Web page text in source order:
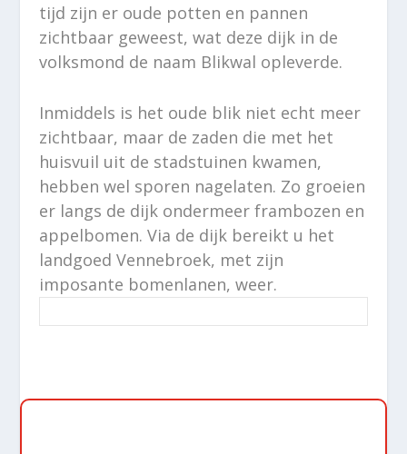
tijd zijn er oude potten en pannen
zichtbaar geweest, wat deze dijk in de
volksmond de naam Blikwal opleverde.
Inmiddels is het oude blik niet echt meer
zichtbaar, maar de zaden die met het
huisvuil uit de stadstuinen kwamen,
hebben wel sporen nagelaten. Zo groeien
er langs de dijk ondermeer frambozen en
appelbomen. Via de dijk bereikt u het
landgoed Vennebroek, met zijn
imposante bomenlanen, weer.